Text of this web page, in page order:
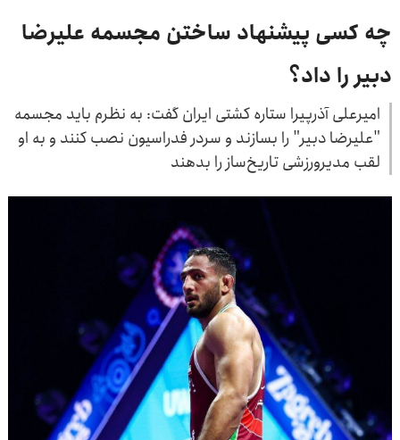
چه کسی پیشنهاد ساختن مجسمه علیرضا
دبیر را داد؟
امیرعلی آذرپیرا ستاره کشتی ایران گفت: به نظرم باید مجسمه
"علیرضا دبیر" را بسازند و سردر فدراسیون نصب کنند و به او
لقب مدیرورزشی تاریخ‌ساز را بدهند